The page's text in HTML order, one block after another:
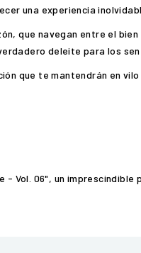
una experiencia
que navegan entre el
deleite para los
que te mantendrán en
Vol. 06", un